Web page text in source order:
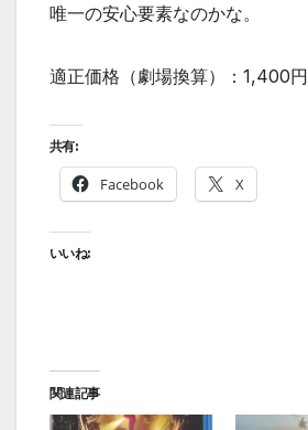
唯一の安心要素なのかな。
適正価格（劇場換算）：1,400円
共有:
Facebook X
いいね:
関連記事